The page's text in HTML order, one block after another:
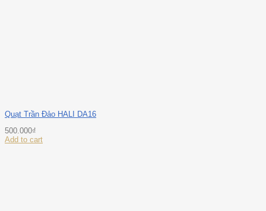
Quạt Trần Đảo HALI DA16
500.000₫
Add to cart